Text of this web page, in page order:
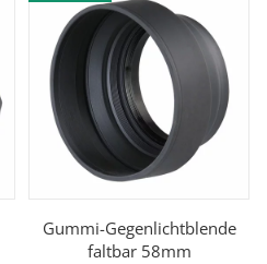
Gummi-Gegenlichtblende
faltbar 58mm